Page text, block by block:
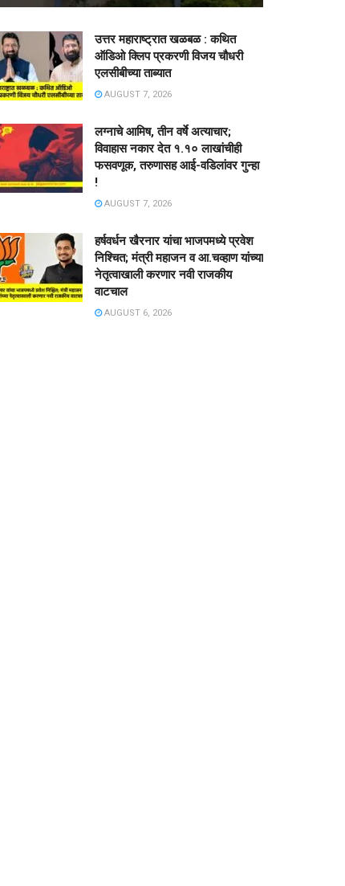
उत्तर महाराष्ट्रात खळबळ : कथित
ऑडिओ क्लिप प्रकरणी विजय चौधरी
एलसीबीच्या ताब्यात
AUGUST 7, 2026
लग्नाचे आमिष, तीन वर्षे अत्याचार;
विवाहास नकार देत १.१० लाखांचीही
फसवणूक, तरुणासह आई-वडिलांवर गुन्हा
!
AUGUST 7, 2026
हर्षवर्धन खैरनार यांचा भाजपमध्ये प्रवेश
निश्चित; मंत्री महाजन व आ.चव्हाण यांच्या
नेतृत्वाखाली करणार नवी राजकीय
वाटचाल
AUGUST 6, 2026